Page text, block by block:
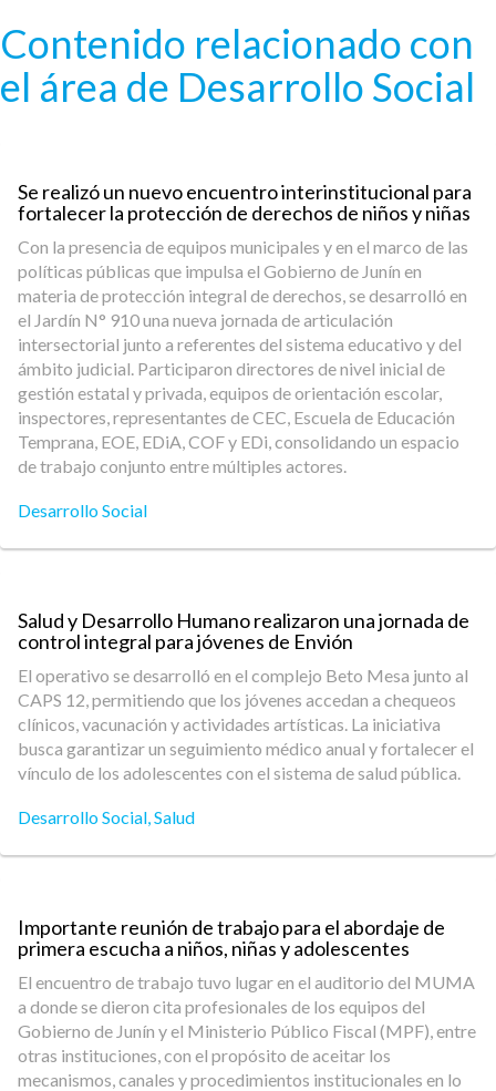
Contenido relacionado con
el área de Desarrollo Social
Se realizó un nuevo encuentro interinstitucional para
fortalecer la protección de derechos de niños y niñas
Con la presencia de equipos municipales y en el marco de las
políticas públicas que impulsa el Gobierno de Junín en
materia de protección integral de derechos, se desarrolló en
el Jardín N° 910 una nueva jornada de articulación
intersectorial junto a referentes del sistema educativo y del
ámbito judicial. Participaron directores de nivel inicial de
gestión estatal y privada, equipos de orientación escolar,
inspectores, representantes de CEC, Escuela de Educación
Temprana, EOE, EDiA, COF y EDi, consolidando un espacio
de trabajo conjunto entre múltiples actores.
Desarrollo Social
Salud y Desarrollo Humano realizaron una jornada de
control integral para jóvenes de Envión
El operativo se desarrolló en el complejo Beto Mesa junto al
CAPS 12, permitiendo que los jóvenes accedan a chequeos
clínicos, vacunación y actividades artísticas. La iniciativa
busca garantizar un seguimiento médico anual y fortalecer el
vínculo de los adolescentes con el sistema de salud pública.
Desarrollo Social,Salud
Importante reunión de trabajo para el abordaje de
primera escucha a niños, niñas y adolescentes
El encuentro de trabajo tuvo lugar en el auditorio del MUMA
a donde se dieron cita profesionales de los equipos del
Gobierno de Junín y el Ministerio Público Fiscal (MPF), entre
otras instituciones, con el propósito de aceitar los
mecanismos, canales y procedimientos institucionales en lo